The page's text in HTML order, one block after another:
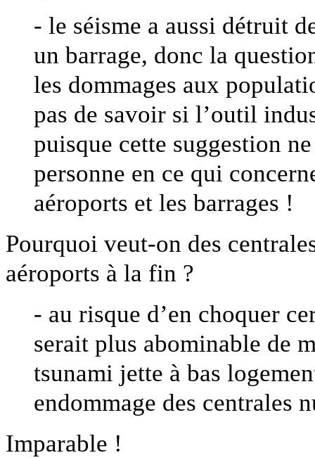
- le séisme a aussi détruit
un barrage, donc la
les dommages aux
pas de savoir si l’outil
puisque cette suggestion
personne en ce qui
aéroports et les barrages !
Pourquoi veut-on des
aéroports à la fin ?
- au risque d’en choquer
serait plus abominable de
tsunami jette à bas
endommage des centrales
Imparable !